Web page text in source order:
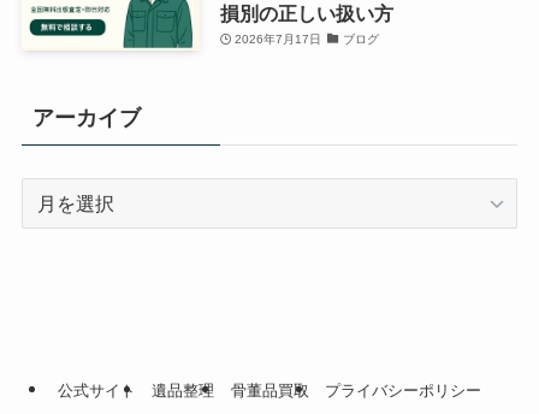
損別の正しい扱い方
2026年7月17日 ブログ
アーカイブ
公式サイト 遺品整理 骨董品買取 プライバシーポリシー